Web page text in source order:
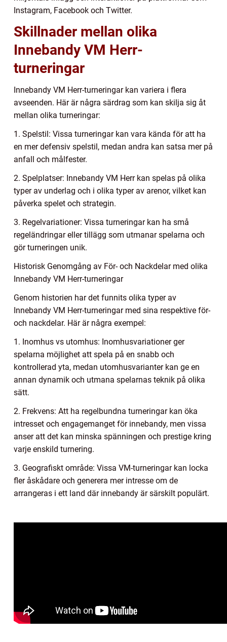
Instagram, Facebook och Twitter.
Skillnader mellan olika
Innebandy VM Herr-
turneringar
Innebandy VM Herr-turneringar kan variera i flera
avseenden. Här är några särdrag som kan skilja sig åt
mellan olika turneringar:
1. Spelstil: Vissa turneringar kan vara kända för att ha
en mer defensiv spelstil, medan andra kan satsa mer på
anfall och målfester.
2. Spelplatser: Innebandy VM Herr kan spelas på olika
typer av underlag och i olika typer av arenor, vilket kan
påverka spelet och strategin.
3. Regelvariationer: Vissa turneringar kan ha små
regeländringar eller tillägg som utmanar spelarna och
gör turneringen unik.
Historisk Genomgång av För- och Nackdelar med olika
Innebandy VM Herr-turneringar
Genom historien har det funnits olika typer av
Innebandy VM Herr-turneringar med sina respektive för-
och nackdelar. Här är några exempel:
1. Inomhus vs utomhus: Inomhusvariationer ger
spelarna möjlighet att spela på en snabb och
kontrollerad yta, medan utomhusvarianter kan ge en
annan dynamik och utmana spelarnas teknik på olika
sätt.
2. Frekvens: Att ha regelbundna turneringar kan öka
intresset och engagemanget för innebandy, men vissa
anser att det kan minska spänningen och prestige kring
varje enskild turnering.
3. Geografiskt område: Vissa VM-turneringar kan locka
fler åskådare och generera mer intresse om de
arrangeras i ett land där innebandy är särskilt populärt.